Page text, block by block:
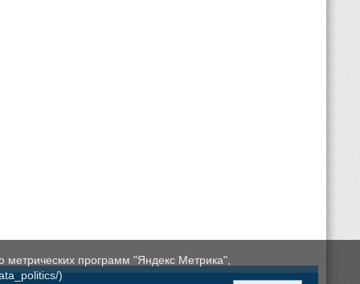
программ "Яндекс Метрика",
)